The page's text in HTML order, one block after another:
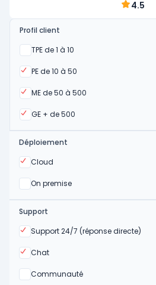
4.5
Profil client
TPE de 1 à 10
Oui
PE de 10 à 50
Oui
ME de 50 à 500
Oui
GE + de 500
Oui
Déploiement
Cloud
Oui
On premise
Oui
Support
Support 24/7 (réponse directe)
Oui
Chat
Oui
Communauté
Non